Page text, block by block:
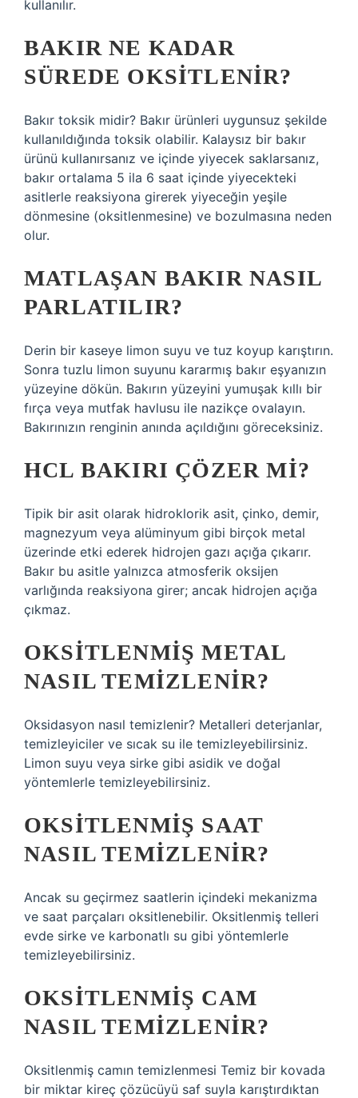
kullanılır.
BAKIR NE KADAR
SÜREDE OKSITLENIR?
Bakır toksik midir? Bakır ürünleri uygunsuz şekilde
kullanıldığında toksik olabilir. Kalaysız bir bakır
ürünü kullanırsanız ve içinde yiyecek saklarsanız,
bakır ortalama 5 ila 6 saat içinde yiyecekteki
asitlerle reaksiyona girerek yiyeceğin yeşile
dönmesine (oksitlenmesine) ve bozulmasına neden
olur.
MATLAŞAN BAKIR NASIL
PARLATILIR?
Derin bir kaseye limon suyu ve tuz koyup karıştırın.
Sonra tuzlu limon suyunu kararmış bakır eşyanızın
yüzeyine dökün. Bakırın yüzeyini yumuşak kıllı bir
fırça veya mutfak havlusu ile nazikçe ovalayın.
Bakırınızın renginin anında açıldığını göreceksiniz.
HCL BAKIRI ÇÖZER MI?
Tipik bir asit olarak hidroklorik asit, çinko, demir,
magnezyum veya alüminyum gibi birçok metal
üzerinde etki ederek hidrojen gazı açığa çıkarır.
Bakır bu asitle yalnızca atmosferik oksijen
varlığında reaksiyona girer; ancak hidrojen açığa
çıkmaz.
OKSITLENMIŞ METAL
NASIL TEMIZLENIR?
Oksidasyon nasıl temizlenir? Metalleri deterjanlar,
temizleyiciler ve sıcak su ile temizleyebilirsiniz.
Limon suyu veya sirke gibi asidik ve doğal
yöntemlerle temizleyebilirsiniz.
OKSITLENMIŞ SAAT
NASIL TEMIZLENIR?
Ancak su geçirmez saatlerin içindeki mekanizma
ve saat parçaları oksitlenebilir. Oksitlenmiş telleri
evde sirke ve karbonatlı su gibi yöntemlerle
temizleyebilirsiniz.
OKSITLENMIŞ CAM
NASIL TEMIZLENIR?
Oksitlenmiş camın temizlenmesi Temiz bir kovada
bir miktar kireç çözücüyü saf suyla karıştırdıktan